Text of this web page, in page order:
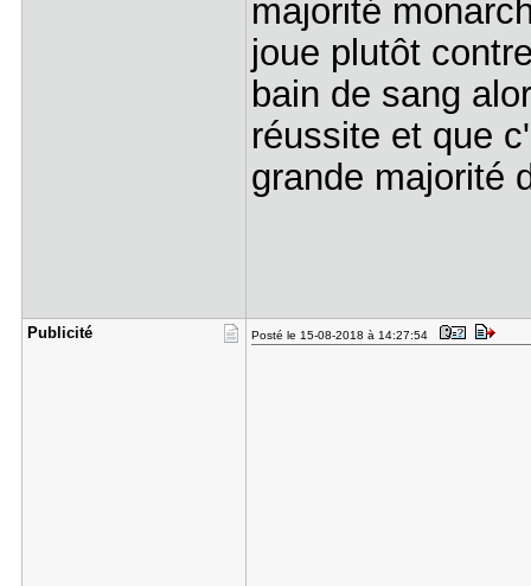
majorité
joue plutôt
bain de sang
réussite et que
grande majorité
Publicité Posté le 15-08-2018 à 14:27:54